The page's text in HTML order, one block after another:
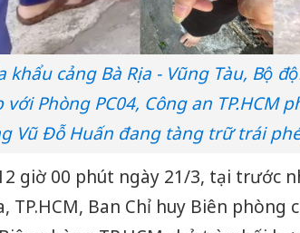
khẩu cảng Bà Rịa - Vũng Tàu, Bộ
Phòng PC04, Công an TP.HCM
Vũ Đỗ Huấn đang tàng trữ trái
giờ 00 phút ngày 21/3, tại trước
TP.HCM, Ban Chỉ huy Biên phòng